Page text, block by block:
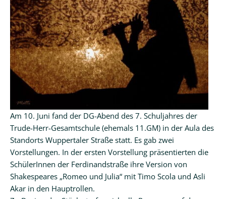
Am 10. Juni fand der DG-Abend des 7. Schuljahres der
Trude-Herr-Gesamtschule (ehemals 11.GM) in der Aula des
Standorts Wuppertaler Straße statt. Es gab zwei
Vorstellungen. In der ersten Vorstellung präsentierten die
SchülerInnen der Ferdinandstraße ihre Version von
Shakespeares „Romeo und Julia“ mit Timo Scola und Asli
Akar in den Hauptrollen.